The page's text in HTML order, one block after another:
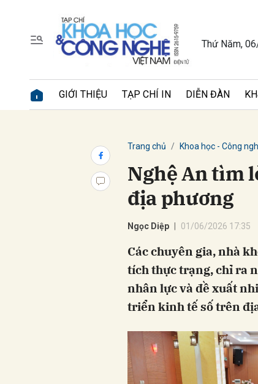
Thứ Năm,
GIỚI THIỆU TẠP CHÍ IN DIỄN ĐÀN
Trang chủ Khoa học - Công
Nghệ An tìm
địa phương
Ngọc Diệp 01/06/2026 17:35
Các chuyên gia, nhà
tích thực trạng, chỉ ra
nhân lực và đề xuất
triển kinh tế số trên